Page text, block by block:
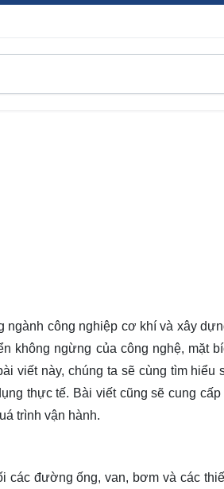
ngành công nghiệp cơ khí và xây
không ngừng của công nghệ, mặt
viết này, chúng ta sẽ cùng tìm hiểu
thực tế. Bài viết cũng sẽ cung
trình vận hành.
đường ống, van, bơm và các